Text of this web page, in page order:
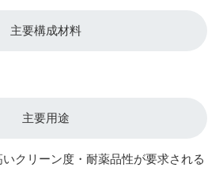
主要構成材料
主要用途
クリーン度・耐薬品性が要求される